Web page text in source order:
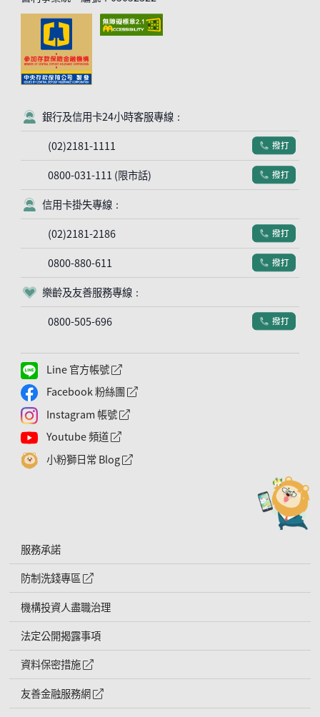
客服符號
銀行及信用卡24小時客服專線：
(02)2181-1111
電話符號
撥打
0800-031-111 (限市話) 電話符號
撥打
客服符號
信用卡掛失專線：
(02)2181-2186
電話符號
撥打
0800-880-611 電話符號
撥打
客服符號
樂齡及友善服務專線：
0800-505-696
電話符號
撥打
Line 官方帳號 外網連結符號
Facebook 粉絲團 外網連結符號
Instagram 帳號 外網連結符號
Youtube 頻道 外網連結符號
小粉獅日常 Blog 外網連結符號
服務承諾
防制洗錢專區
外網連結符號
機構投資人盡職治理
法定公開揭露事項
資料保密措施
外網連結符號
友善金融服務網 外網連結符號